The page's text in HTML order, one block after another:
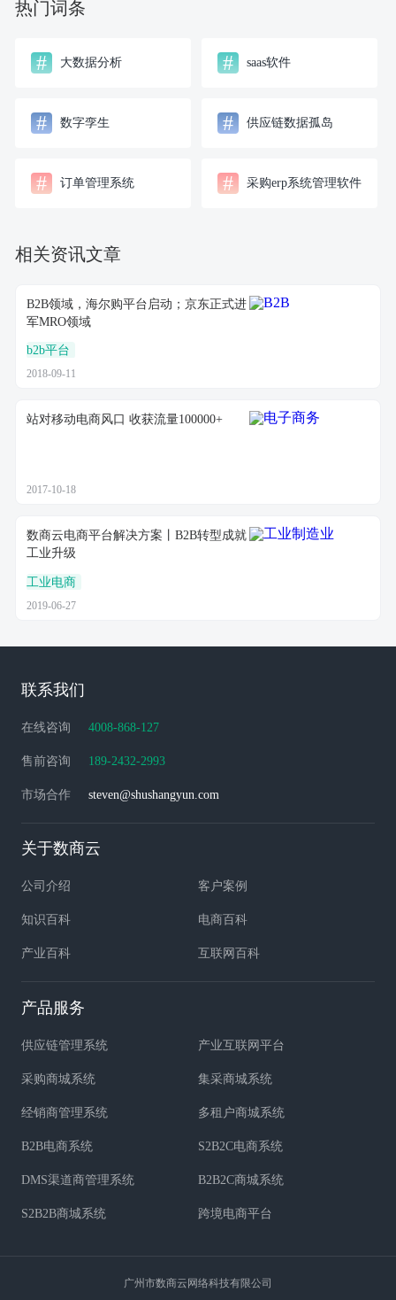
热门词条
# 大数据分析 # saas软件
# 数字孪生 # 供应链数据孤岛
# 订单管理系统 # 采购erp系统管理软件
相关资讯文章
B2B领域，海尔购平台启动；京东正式进
军MRO领域
b2b平台
2018-09-11
站对移动电商风口 收获流量100000+
2017-10-18
数商云电商平台解决方案丨B2B转型成就
工业升级
工业电商
2019-06-27
联系我们
在线咨询 4008-868-127
售前咨询 189-2432-2993
市场合作 steven@shushangyun.com
关于数商云
公司介绍 客户案例
知识百科 电商百科
产业百科 互联网百科
产品服务
供应链管理系统 产业互联网平台
采购商城系统 集采商城系统
经销商管理系统 多租户商城系统
B2B电商系统 S2B2C电商系统
DMS渠道商管理系统 B2B2C商城系统
S2B2B商城系统 跨境电商平台
广州市数商云网络科技有限公司